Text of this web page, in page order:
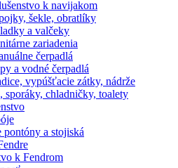
k navijakom
šekle, obratlíky
a valčeky
zariadenia
čerpadlá
a vodné čerpadlá
vypúšťacie zátky, nádrže
sporáky, chladničky, toalety
pontóny a stojiská
k Fendrom